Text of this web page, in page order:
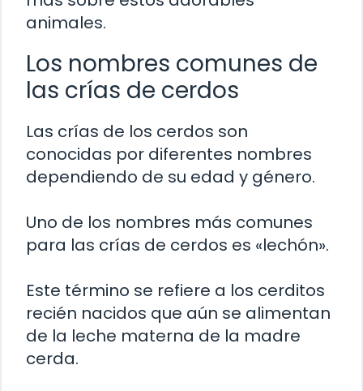
animales.
Los nombres comunes de
las crías de cerdos
Las crías de los cerdos son
conocidas por diferentes nombres
dependiendo de su edad y género.
Uno de los nombres más comunes
para las crías de cerdos es «lechón».
Este término se refiere a los cerditos
recién nacidos que aún se alimentan
de la leche materna de la madre
cerda.